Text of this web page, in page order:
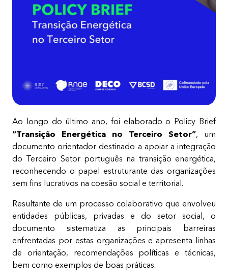
Ao longo do último ano, foi elaborado o Policy Brief
“Transição Energética no Terceiro Setor”, um
documento orientador destinado a apoiar a integração
do Terceiro Setor português na transição energética,
reconhecendo o papel estruturante das organizações
sem fins lucrativos na coesão social e territorial.
Resultante de um processo colaborativo que envolveu
entidades públicas, privadas e do setor social, o
documento sistematiza as principais barreiras
enfrentadas por estas organizações e apresenta linhas
de orientação, recomendações políticas e técnicas,
bem como exemplos de boas práticas.